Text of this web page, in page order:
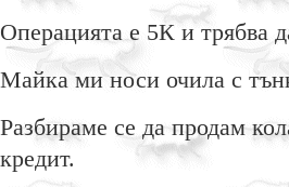
Операцията е 5К и трябва
Майка ми носи очила с
Разбираме се да продам
кредит.